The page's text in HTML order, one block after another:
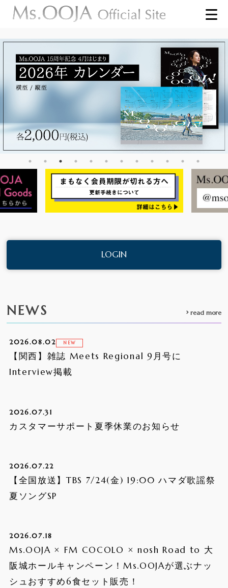
LOGIN
NEWS read more
2026.08.02
【関西】雑誌 Meets Regional 9月号に
Interview掲載
2026.07.31
カスタマーサポート夏季休業のお知らせ
2026.07.22
【全国放送】TBS 7/24(金) 19:00 ハマダ歌謡祭
夏ソングSP
2026.07.18
Ms.OOJA × FM COCOLO × nosh Road to 大
阪城ホールキャンペーン！Ms.OOJAが選ぶナッ
シュおすすめ6食セット販売！